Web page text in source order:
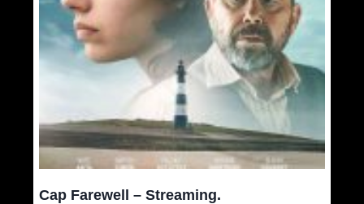
Cap Farewell – Streaming.